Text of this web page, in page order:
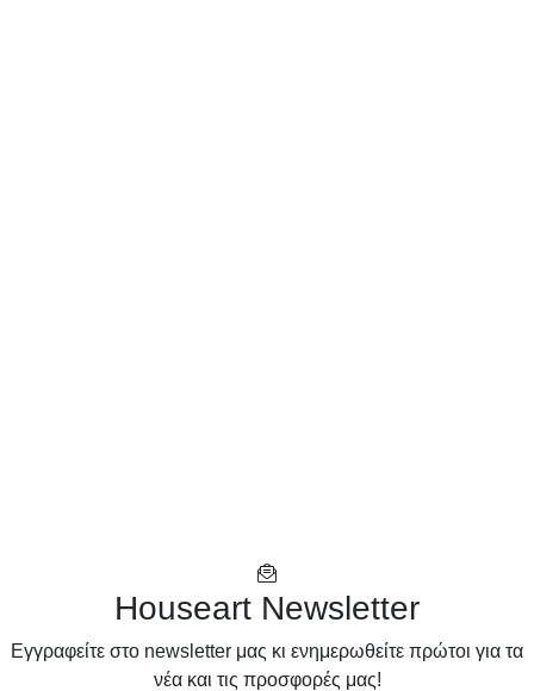
Houseart Newsletter
Eγγραφείτε στο newsletter μας κι ενημερωθείτε πρώτοι για τα
νέα και τις προσφορές μας!